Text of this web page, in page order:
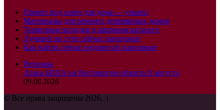
Проект под ключ для дома — узнать!
Материалы для ремонта деревянных домов
Тормозные колодки в широком каталоге
Лучший по сути сейчас пансионат
Как найти сейчас недорогой пансионат
Регионы
Атака БПЛА на Ростовскую область 9 августа
09.08.2026
© Все права защищены 2026, |